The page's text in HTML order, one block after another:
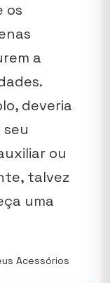
os
a
deveria
ou
talvez
uma
Acessórios